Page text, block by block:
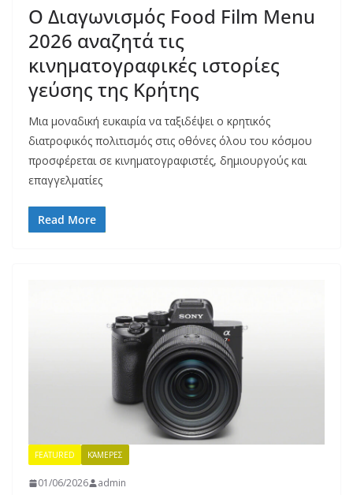
Ο Διαγωνισμός Food Film Menu
2026 αναζητά τις
κινηματογραφικές ιστορίες
γεύσης της Κρήτης
Μια μοναδική ευκαιρία να ταξιδέψει ο κρητικός
διατροφικός πολιτισμός στις οθόνες όλου του κόσμου
προσφέρεται σε κινηματογραφιστές, δημιουργούς και
επαγγελματίες
Read More
FEATURED ΚΆΜΕΡΕΣ
01/06/2026 admin